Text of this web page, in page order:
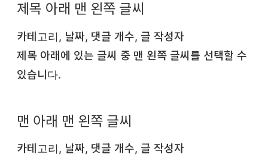
제목 아래 맨 왼쪽 글씨
카테고리, 날짜, 댓글 개수, 글 작성자
제목 아래에 있는 글씨 중 맨 왼쪽 글씨를 선택할 수
있습니다.
맨 아래 맨 왼쪽 글씨
카테고리, 날짜, 댓글 개수, 글 작성자